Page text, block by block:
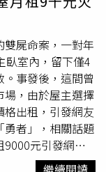
圖片報》（Bild-
了2名坐在1輛
涉案槍手居住在
具有土耳其血
意傾聽，請撥打
您並不孤單，請
屍命案，一對年
臥室內，留下僅4
事發後，這間曾
場，由於屋主選擇
出租，引發網友
勇者」，相關話題
元引發網友
解，這起案件發生